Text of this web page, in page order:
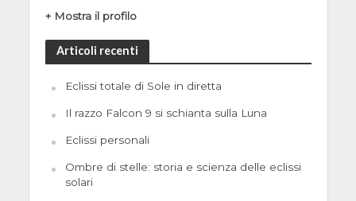
+ Mostra il profilo
Articoli recenti
Eclissi totale di Sole in diretta
Il razzo Falcon 9 si schianta sulla Luna
Eclissi personali
Ombre di stelle: storia e scienza delle eclissi
solari